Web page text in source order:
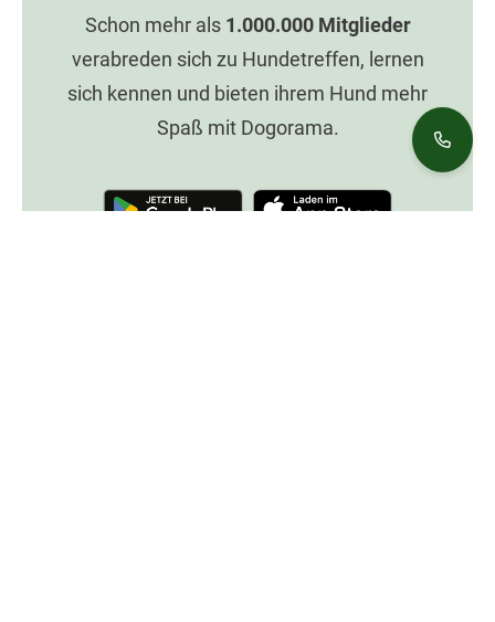
Schon mehr als 1.000.000Mitglieder
verabreden sich zu Hundetreffen, lernen
sich kennen und bieten ihrem Hund mehr
Spaß mit Dogorama.